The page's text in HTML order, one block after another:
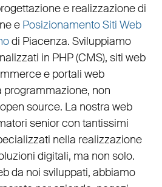
e realizzazione di
e Posizionamento Siti Web
di Piacenza. Sviluppiamo
in PHP(CMS), siti web
e portali web
programmazione, non
source. La nostra web
senior con tantissimi
nella realizzazione
digitali, ma non solo.
da noi sviluppati, abbiamo